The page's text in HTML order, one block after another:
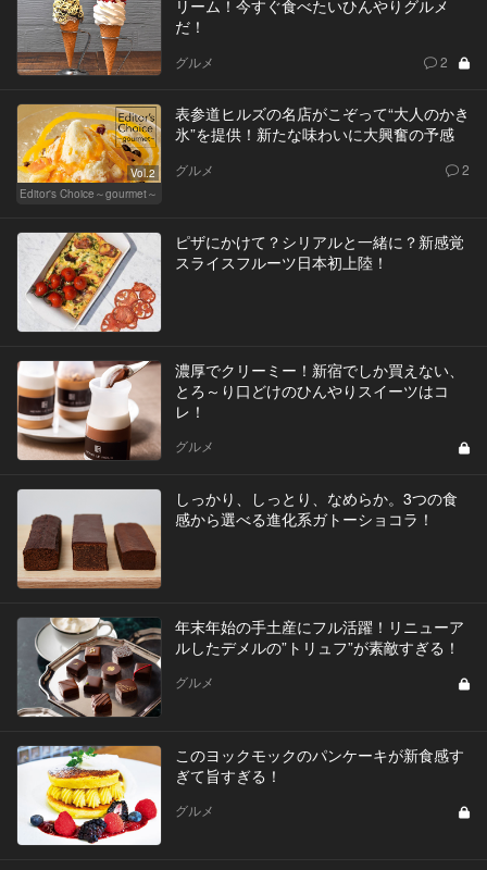
リーム！今すぐ食べたいひんやりグルメ
だ！
グルメ 2
Vol.2
Editor's Choice～gourmet～
表参道ヒルズの名店がこぞって“大人のかき
氷”を提供！新たな味わいに大興奮の予感
グルメ 2
ピザにかけて？シリアルと一緒に？新感覚
スライスフルーツ日本初上陸！
濃厚でクリーミー！新宿でしか買えない、
とろ～り口どけのひんやりスイーツはコ
レ！
グルメ
しっかり、しっとり、なめらか。3つの食
感から選べる進化系ガトーショコラ！
年末年始の手土産にフル活躍！リニューア
ルしたデメルの”トリュフ”が素敵すぎる！
グルメ
このヨックモックのパンケーキが新食感す
ぎて旨すぎる！
グルメ